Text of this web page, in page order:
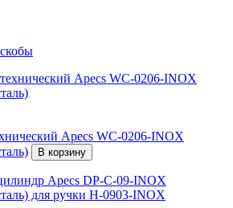
Apecs WC-0206-INOX
В корзину